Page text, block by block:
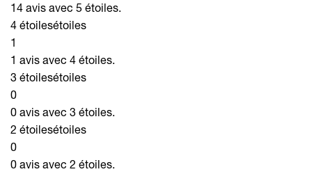
14 avis avec 5 étoiles.
4 étoilesétoiles
1
1 avis avec 4 étoiles.
3 étoilesétoiles
0
0 avis avec 3 étoiles.
2 étoilesétoiles
0
0 avis avec 2 étoiles.